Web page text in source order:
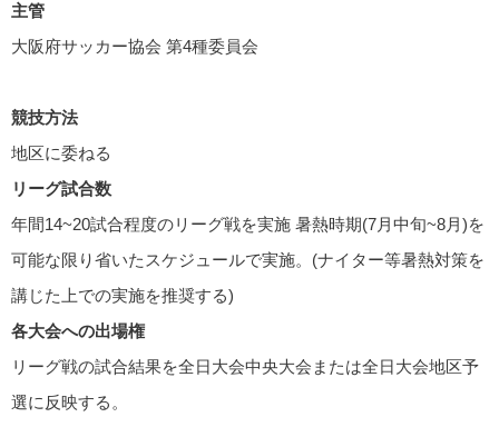
主管
大阪府サッカー協会 第4種委員会
競技方法
地区に委ねる
リーグ試合数
年間14~20試合程度のリーグ戦を実施 暑熱時期(7月中旬~8月)を
可能な限り省いたスケジュールで実施。(ナイター等暑熱対策を
講じた上での実施を推奨する)
各大会への出場権
リーグ戦の試合結果を全日大会中央大会または全日大会地区予
選に反映する。